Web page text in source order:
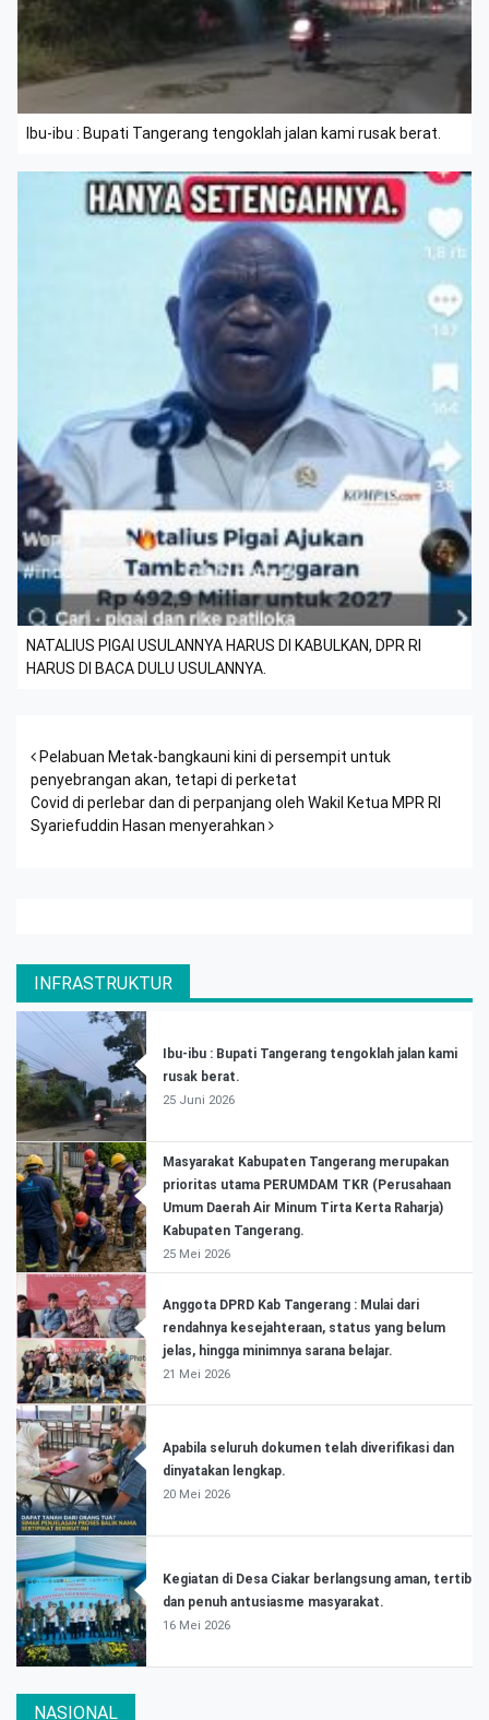
Ibu-ibu : Bupati Tangerang tengoklah jalan kami rusak berat.
NATALIUS PIGAI USULANNYA HARUS DI KABULKAN, DPR RI
HARUS DI BACA DULU USULANNYA.
Post navigation
Pelabuan Metak-bangkauni kini di persempit untuk
penyebrangan akan, tetapi di perketat
Covid di perlebar dan di perpanjang oleh Wakil Ketua MPR RI
Syariefuddin Hasan menyerahkan
INFRASTRUKTUR
Ibu-ibu : Bupati Tangerang tengoklah jalan kami
rusak berat.
25 Juni 2026
Masyarakat Kabupaten Tangerang merupakan
prioritas utama PERUMDAM TKR (Perusahaan
Umum Daerah Air Minum Tirta Kerta Raharja)
Kabupaten Tangerang.
25 Mei 2026
Anggota DPRD Kab Tangerang : Mulai dari
rendahnya kesejahteraan, status yang belum
jelas, hingga minimnya sarana belajar.
21 Mei 2026
Apabila seluruh dokumen telah diverifikasi dan
dinyatakan lengkap.
20 Mei 2026
Kegiatan di Desa Ciakar berlangsung aman, tertib
dan penuh antusiasme masyarakat.
16 Mei 2026
NASIONAL